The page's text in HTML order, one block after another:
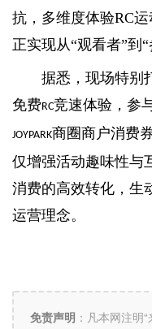
抗，多维度体验RC
正实现从“观看者”到
据悉，现场特别
免费RC竞速体验，参
JOYPARK商圈商户消费
仅增强活动趣味性与
消费的高效转化，生
运营理念。
免责声明 ： 凡本网注明